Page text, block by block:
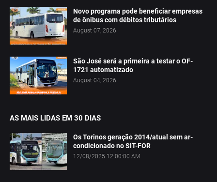
Novo programa pode beneficiar empresas
de ônibus com débitos tributários
August 07, 2026
São José será a primeira a testar o OF-
1721 automatizado
August 04, 2026
AS MAIS LIDAS EM 30 DIAS
Os Torinos geração 2014/atual sem ar-
condicionado no SIT-FOR
12/08/2025 12:00:00 AM